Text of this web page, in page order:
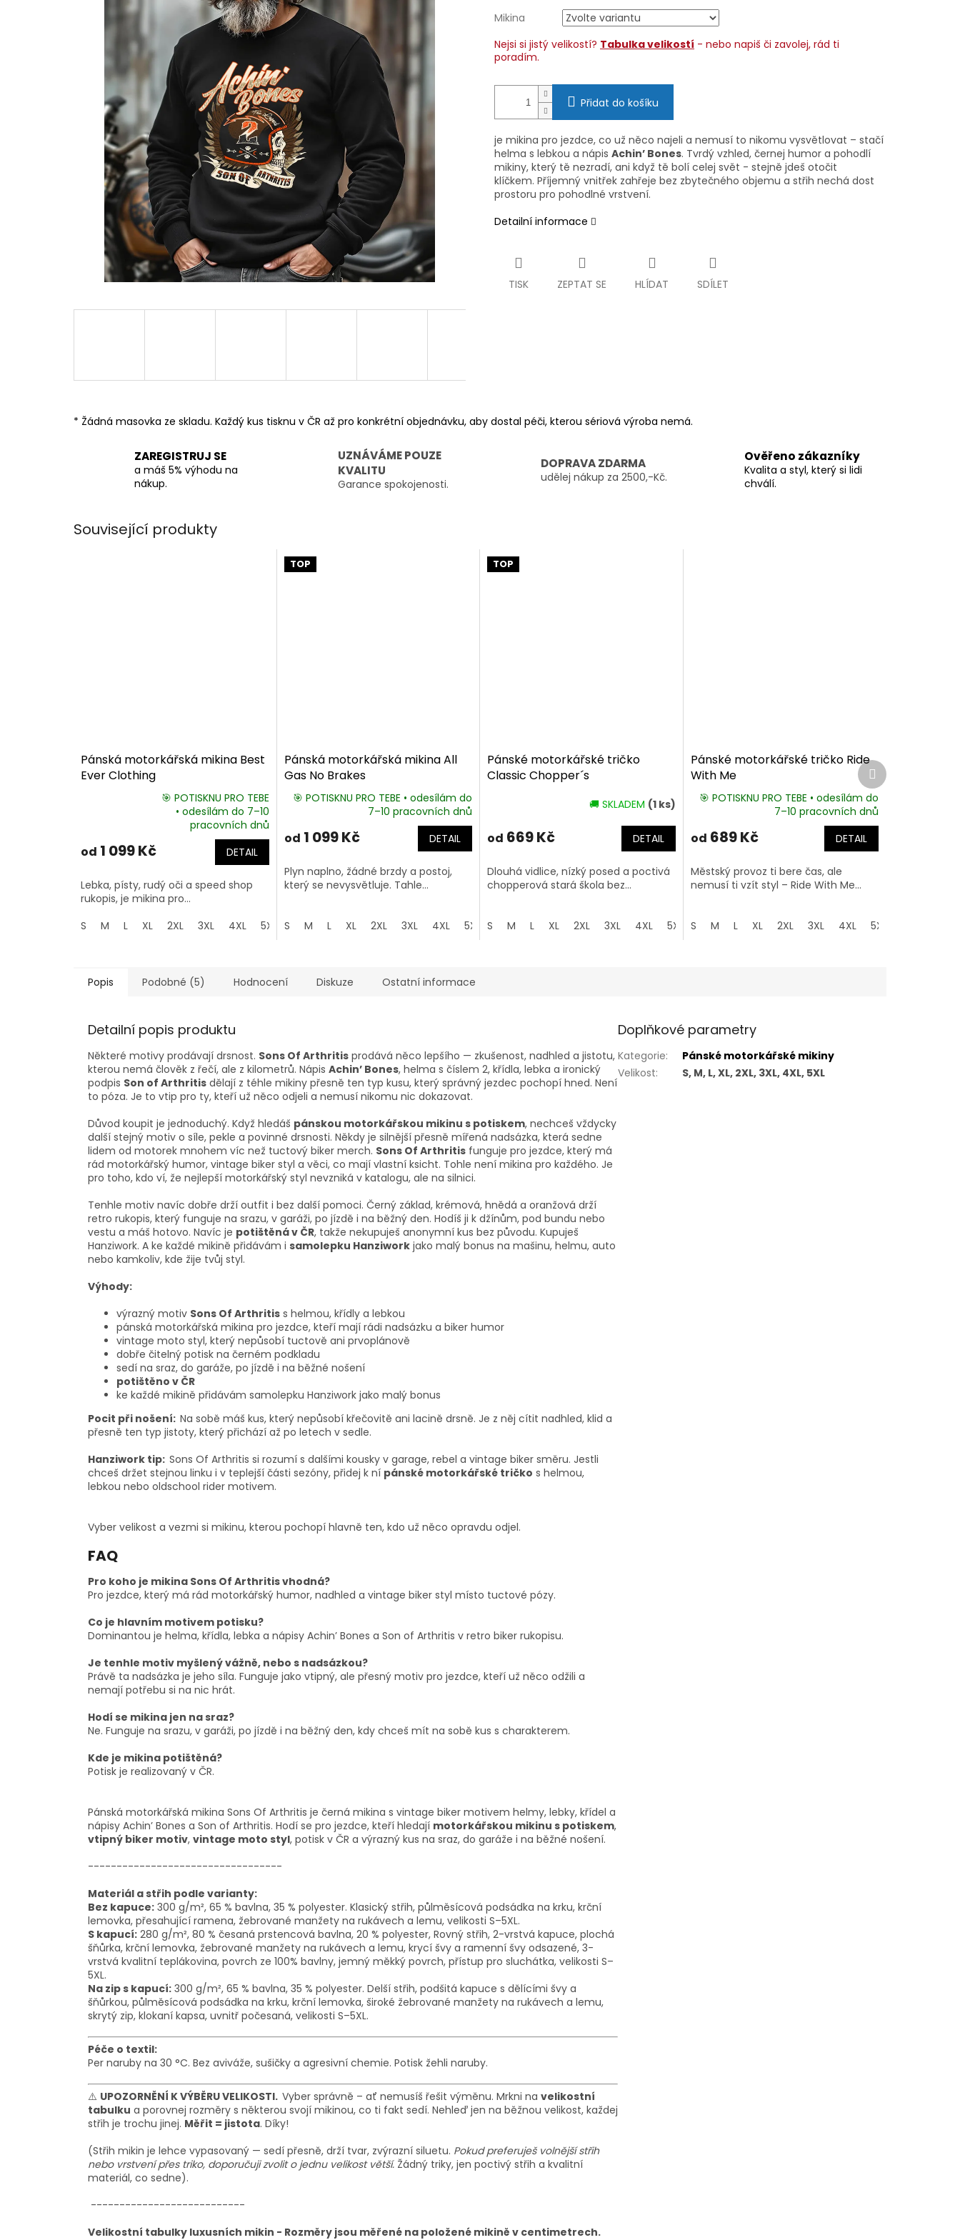
Mikina
Nejsi si jistý velikostí? Tabulka velikostí - nebo napiš či zavolej, rád ti
poradím.
Přidat do košíku
je mikina pro jezdce, co už něco najeli a nemusí to nikomu vysvětlovat – stačí
helma s lebkou a nápis Achin’ Bones. Tvrdý vzhled, černej humor a pohodlí
mikiny, který tě nezradí, ani když tě bolí celej svět - stejně jdeš otočit
klíčkem. Příjemný vnitřek zahřeje bez zbytečného objemu a střih nechá dost
prostoru pro pohodlné vrstvení.
Detailní informace
TISK ZEPTAT SE HLÍDAT SDÍLET
* Žádná masovka ze skladu. Každý kus tisknu v ČR až pro konkrétní objednávku, aby dostal péči, kterou sériová výroba nemá.
ZAREGISTRUJ SE
a máš 5% výhodu na
nákup.
UZNÁVÁME POUZE
KVALITU
Garance spokojenosti.
DOPRAVA ZDARMA
udělej nákup za 2500,-Kč.
Ověřeno zákazníky
Kvalita a styl, který si lidi
chválí.
Související produkty
Pánská motorkářská mikina Best
Ever Clothing
je
z
5
hvězdiček.
🎯 POTISKNU PRO TEBE
• odesílám do 7–10
pracovních dnů
od 1 099 Kč DETAIL
Lebka, písty, rudý oči a speed shop
rukopis, je mikina pro...
S
M L XL 2XL 3XL 4XL 5XL
TOP
Pánská motorkářská mikina All
Gas No Brakes
🎯 POTISKNU PRO TEBE • odesílám do
7–10 pracovních dnů
od 1 099 Kč DETAIL
Plyn naplno, žádné brzdy a postoj,
který se nevysvětluje. Tahle...
S M L XL 2XL 3XL 4XL 5XL
TOP
Pánské motorkářské tričko
Classic Chopper´s
🚚 SKLADEM (1 ks)
od 669 Kč DETAIL
Dlouhá vidlice, nízký posed a poctivá
chopperová stará škola bez...
S M L XL 2XL 3XL 4XL 5XL
Pánské motorkářské tričko Ride
With Me
🎯 POTISKNU PRO TEBE • odesílám do
7–10 pracovních dnů
od 689 Kč DETAIL
Městský provoz ti bere čas, ale
nemusí ti vzít styl – Ride With Me...
S M L XL 2XL 3XL 4XL 5XL
Další
produkt
Popis Podobné (5) Hodnocení Diskuze Ostatní informace
Detailní popis produktu
Některé motivy prodávají drsnost. Sons Of Arthritis prodává něco lepšího — zkušenost, nadhled a jistotu,
kterou nemá člověk z řečí, ale z kilometrů. Nápis Achin’ Bones, helma s číslem 2, křídla, lebka a ironický
podpis Son of Arthritis dělají z téhle mikiny přesně ten typ kusu, který správný jezdec pochopí hned. Není
to póza. Je to vtip pro ty, kteří už něco odjeli a nemusí nikomu nic dokazovat.
Důvod koupit je jednoduchý. Když hledáš pánskou motorkářskou mikinu s potiskem, nechceš vždycky
další stejný motiv o síle, pekle a povinné drsnosti. Někdy je silnější přesně mířená nadsázka, která sedne
lidem od motorek mnohem víc než tuctový biker merch. Sons Of Arthritis funguje pro jezdce, který má
rád motorkářský humor, vintage biker styl a věci, co mají vlastní ksicht. Tohle není mikina pro každého. Je
pro toho, kdo ví, že nejlepší motorkářský styl nevzniká v katalogu, ale na silnici.
Tenhle motiv navíc dobře drží outfit i bez další pomoci. Černý základ, krémová, hnědá a oranžová drží
retro rukopis, který funguje na srazu, v garáži, po jízdě i na běžný den. Hodíš ji k džínům, pod bundu nebo
vestu a máš hotovo. Navíc je potištěná v ČR, takže nekupuješ anonymní kus bez původu. Kupuješ
Hanziwork. A ke každé mikině přidávám i samolepku Hanziwork jako malý bonus na mašinu, helmu, auto
nebo kamkoliv, kde žije tvůj styl.
Výhody:
výrazný motiv Sons Of Arthritis s helmou, křídly a lebkou
pánská motorkářská mikina pro jezdce, kteří mají rádi nadsázku a biker humor
vintage moto styl, který nepůsobí tuctově ani prvoplánově
dobře čitelný potisk na černém podkladu
sedí na sraz, do garáže, po jízdě i na běžné nošení
potištěno v ČR
ke každé mikině přidávám samolepku Hanziwork jako malý bonus
Pocit při nošení: Na sobě máš kus, který nepůsobí křečovitě ani lacině drsně. Je z něj cítit nadhled, klid a
přesně ten typ jistoty, který přichází až po letech v sedle.
Hanziwork tip: Sons Of Arthritis si rozumí s dalšími kousky v garage, rebel a vintage biker směru. Jestli
chceš držet stejnou linku i v teplejší části sezóny, přidej k ní pánské motorkářské tričko s helmou,
lebkou nebo oldschool rider motivem.
Vyber velikost a vezmi si mikinu, kterou pochopí hlavně ten, kdo už něco opravdu odjel.
FAQ
Pro koho je mikina Sons Of Arthritis vhodná?
Pro jezdce, který má rád motorkářský humor, nadhled a vintage biker styl místo tuctové pózy.
Co je hlavním motivem potisku?
Dominantou je helma, křídla, lebka a nápisy Achin’ Bones a Son of Arthritis v retro biker rukopisu.
Je tenhle motiv myšlený vážně, nebo s nadsázkou?
Právě ta nadsázka je jeho síla. Funguje jako vtipný, ale přesný motiv pro jezdce, kteří už něco odžili a
nemají potřebu si na nic hrát.
Hodí se mikina jen na sraz?
Ne. Funguje na srazu, v garáži, po jízdě i na běžný den, kdy chceš mít na sobě kus s charakterem.
Kde je mikina potištěná?
Potisk je realizovaný v ČR.
Pánská motorkářská mikina Sons Of Arthritis je černá mikina s vintage biker motivem helmy, lebky, křídel a
nápisy Achin’ Bones a Son of Arthritis. Hodí se pro jezdce, kteří hledají motorkářskou mikinu s potiskem,
vtipný biker motiv, vintage moto styl, potisk v ČR a výrazný kus na sraz, do garáže i na běžné nošení.
----------------------------------
Materiál a střih podle varianty:
Bez kapuce: 300 g/m², 65 % bavlna, 35 % polyester. Klasický střih, půlměsícová podsádka na krku, krční
lemovka, přesahující ramena, žebrované manžety na rukávech a lemu, velikosti S–5XL.
S kapucí: 280 g/m², 80 % česaná prstencová bavlna, 20 % polyester, Rovný střih, 2-vrstvá kapuce, plochá
šňůrka, krční lemovka, žebrované manžety na rukávech a lemu, krycí švy a ramenní švy odsazené, 3-
vrstvá kvalitní teplákovina, povrch ze 100% bavlny, jemný měkký povrch, přístup pro sluchátka, velikosti S–
5XL.
Na zip s kapucí: 300 g/m², 65 % bavlna, 35 % polyester. Delší střih, podšitá kapuce s dělícími švy a
šňůrkou, půlměsícová podsádka na krku, krční lemovka, široké žebrované manžety na rukávech a lemu,
skrytý zip, klokaní kapsa, uvnitř počesaná, velikosti S–5XL.
Péče o textil:
Per naruby na 30 °C. Bez aviváže, sušičky a agresivní chemie. Potisk žehli naruby.
⚠️ UPOZORNĚNÍ K VÝBĚRU VELIKOSTI. Vyber správně – ať nemusíš řešit výměnu. Mrkni na velikostní
tabulku a porovnej rozměry s některou svojí mikinou, co ti fakt sedí. Nehleď jen na běžnou velikost, každej
střih je trochu jinej. Měřit = jistota. Díky!
(Střih mikin je lehce vypasovaný — sedí přesně, drží tvar, zvýrazní siluetu. Pokud preferuješ volnější střih
nebo vrstvení přes triko, doporučuji zvolit o jednu velikost větší. Žádný triky, jen poctivý střih a kvalitní
materiál, co sedne).
---------------------------
Velikostní tabulky luxusních mikin - Rozměry jsou měřené na položené mikině v centimetrech.
Doplňkové parametry
Kategorie:
Pánské motorkářské mikiny
Velikost: S, M, L, XL, 2XL, 3XL, 4XL, 5XL